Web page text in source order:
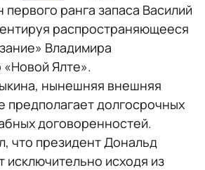
первого ранга запаса Василий
распространяющееся
Владимира
Ялте».
нынешняя внешняя
предполагает долгосрочных
договоренностей.
что президент Дональд
исключительно исходя из